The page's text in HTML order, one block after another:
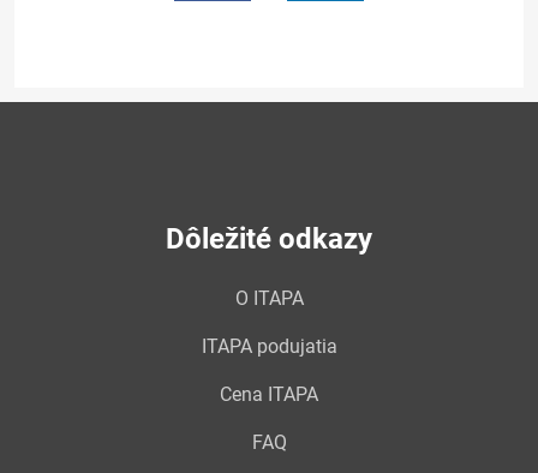
Dôležité odkazy
O ITAPA
ITAPA podujatia
Cena ITAPA
FAQ